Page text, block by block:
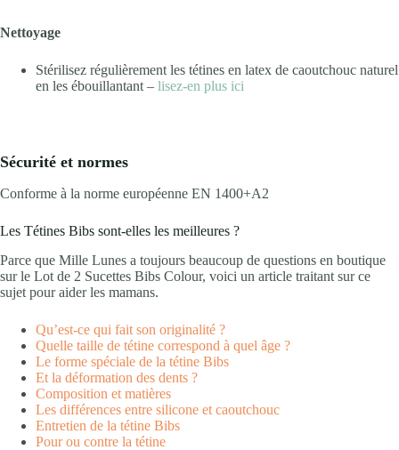
Nettoyage
Stérilisez régulièrement les tétines en latex de caoutchouc naturel
en les ébouillantant – lisez-en plus ici
Sécurité et normes
Conforme à la norme européenne EN 1400+A2
Les Tétines Bibs sont-elles les meilleures ?
Parce que Mille Lunes a toujours beaucoup de questions en boutique
sur le Lot de 2 Sucettes Bibs Colour, voici un article traitant sur ce
sujet pour aider les mamans.
Qu’est-ce qui fait son originalité ?
Quelle taille de tétine correspond à quel âge ?
Le forme spéciale de la tétine Bibs
Et la déformation des dents ?
Composition et matières
Les différences entre silicone et caoutchouc
Entretien de la tétine Bibs
Pour ou contre la tétine